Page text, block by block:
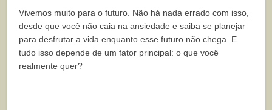
Vivemos muito para o futuro. Não há nada errado com isso,
desde que você não caia na ansiedade e saiba se planejar
para desfrutar a vida enquanto esse futuro não chega. E
tudo isso depende de um fator principal: o que você
realmente quer?